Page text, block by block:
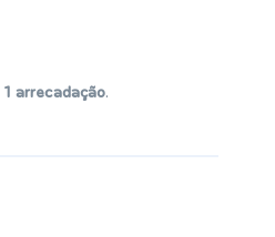
1 arrecadação.